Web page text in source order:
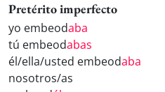
Pretérito imperfecto
yo embeodaba
tú embeodabas
él/ella/usted embeodaba
nosotros/as